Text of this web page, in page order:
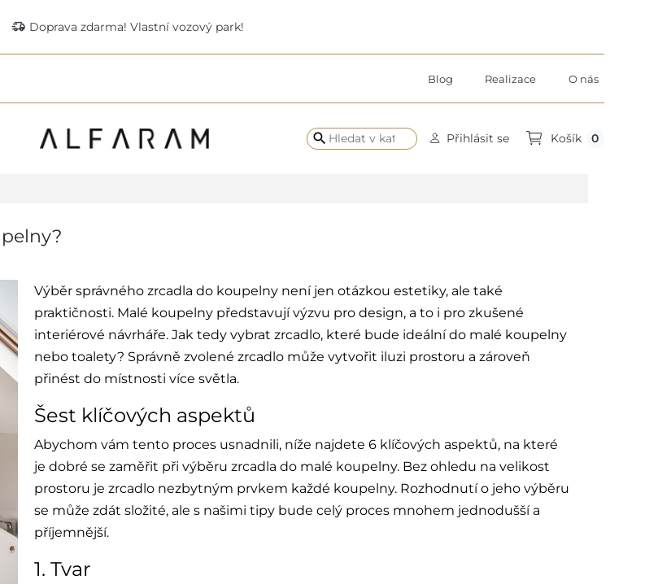
delivery_truck_speed Doprava zdarma! Vlastní vozový park!
Blog Realizace O nás
search Přihlásit se Košík 0
Výběr správného zrcadla do koupelny není jen otázkou estetiky, ale také
praktičnosti. Malé koupelny představují výzvu pro design, a to i pro zkušené
interiérové návrháře. Jak tedy vybrat zrcadlo, které bude ideální do malé koupelny
nebo toalety? Správně zvolené zrcadlo může vytvořit iluzi prostoru a zároveň
přinést do místnosti více světla.
Šest klíčových aspektů
Abychom vám tento proces usnadnili, níže najdete 6 klíčových aspektů, na které
je dobré se zaměřit při výběru zrcadla do malé koupelny. Bez ohledu na velikost
prostoru je zrcadlo nezbytným prvkem každé koupelny. Rozhodnutí o jeho výběru
se může zdát složité, ale s našimi tipy bude celý proces mnohem jednodušší a
příjemnější.
1. Tvar